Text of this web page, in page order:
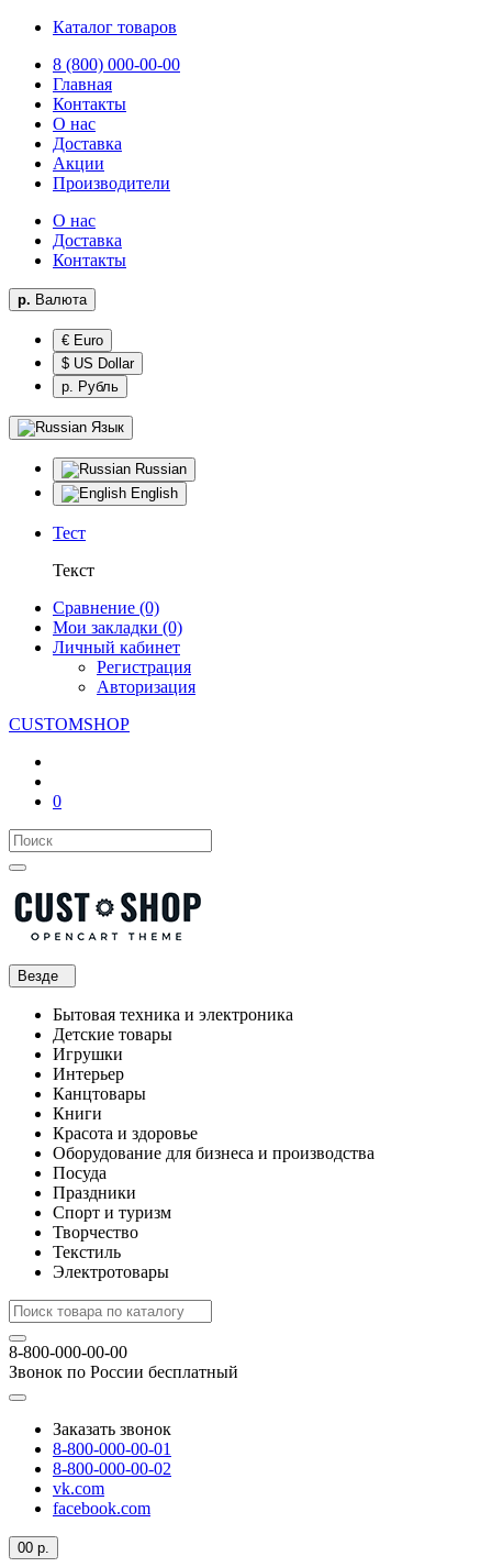
Каталог товаров
8 (800) 000-00-00
Главная
Контакты
О нас
Доставка
Акции
Производители
О нас
Доставка
Контакты
р. Валюта
€ Euro
$ US Dollar
р. Рубль
Язык
Russian
English
Тест
Текст
Сравнение (0)
Мои закладки (0)
Личный кабинет
Регистрация
Авторизация
CUSTOMSHOP
0
Везде
Бытовая техника и электроника
Детские товары
Игрушки
Интерьер
Канцтовары
Книги
Красота и здоровье
Оборудование для бизнеса и производства
Посуда
Праздники
Спорт и туризм
Творчество
Текстиль
Электротовары
8-800-000-00-00
Звонок по России бесплатный
Заказать звонок
8-800-000-00-01
8-800-000-00-02
vk.com
facebook.com
00 р.